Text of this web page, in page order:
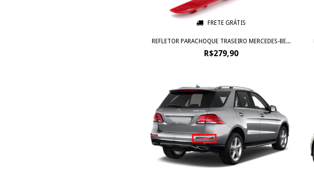
FRETE GRÁTIS
REFLETOR PARACHOQUE TRASEIRO MERCEDES-BE...
R$279,90